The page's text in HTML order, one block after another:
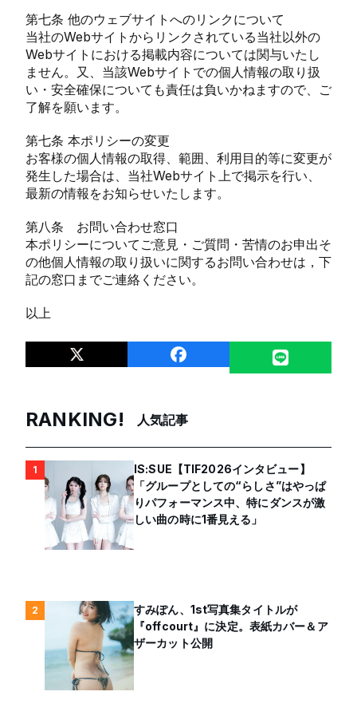
第七条 他のウェブサイトへのリンクについて
当社のWebサイトからリンクされている当社以外の
Webサイトにおける掲載内容については関与いたし
ません。又、当該Webサイトでの個人情報の取り扱
い・安全確保についても責任は負いかねますので、ご
了解を願います。
第七条 本ポリシーの変更
お客様の個人情報の取得、範囲、利用目的等に変更が
発生した場合は、当社Webサイト上で掲示を行い、
最新の情報をお知らせいたします。
第八条 お問い合わせ窓口
本ポリシーについてご意見・ご質問・苦情のお申出そ
の他個人情報の取り扱いに関するお問い合わせは，下
記の窓口までご連絡ください。
以上
RANKING! 人気記事
1
IS:SUE【TIF2026インタビュー】
「グループとしての“らしさ”はやっぱ
りパフォーマンス中、特にダンスが激
しい曲の時に1番見える」
2
すみぽん、1st写真集タイトルが
『offcourt』に決定。表紙カバー＆ア
ザーカット公開